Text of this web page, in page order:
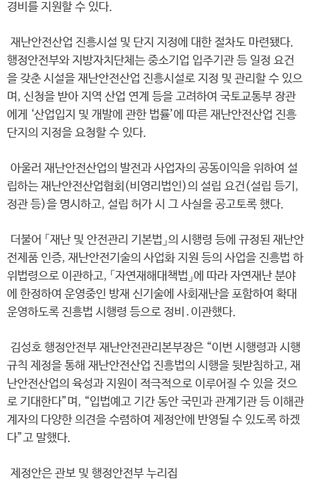
경비를 지원할 수 있다.
재난안전산업 진흥시설 및 단지 지정에 대한 절차도 마련됐다.
행정안전부와 지방자치단체는 중소기업 입주기관 등 일정 요건
을 갖춘 시설을 재난안전산업 진흥시설로 지정 및 관리할 수 있으
며, 신청을 받아 지역 산업 연계 등을 고려하여 국토교통부 장관
에게 ‘산업입지 및 개발에 관한 법률’에 따른 재난안전산업 진흥
단지의 지정을 요청할 수 있다.
아울러 재난안전산업의 발전과 사업자의 공동이익을 위하여 설
립하는 재난안전산업협회(비영리법인)의 설립 요건(설립 등기,
정관 등)을 명시하고, 설립 허가 시 그 사실을 공고토록 했다.
더불어 「재난 및 안전관리 기본법」의 시행령 등에 규정된 재난안
전제품 인증, 재난안전기술의 사업화 지원 등의 사업을 진흥법 하
위법령으로 이관하고, 「자연재해대책법」에 따라 자연재난 분야
에 한정하여 운영중인 방재 신기술에 사회재난을 포함하여 확대
운영하도록 진흥법 시행령 등으로 정비․이관했다.
김성호 행정안전부 재난안전관리본부장은 “이번 시행령과 시행
규칙 제정을 통해 재난안전산업 진흥법의 시행을 뒷받침하고, 재
난안전산업의 육성과 지원이 적극적으로 이루어질 수 있을 것으
로 기대한다”며, “입법예고 기간 동안 국민과 관계기관 등 이해관
계자의 다양한 의견을 수렴하여 제정안에 반영될 수 있도록 하겠
다”고 말했다.
제정안은 관보 및 행정안전부 누리집